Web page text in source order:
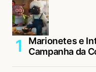
Marionetes e
Campanha da